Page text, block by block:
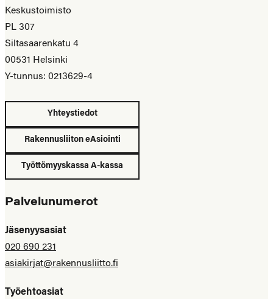
Keskustoimisto
PL 307
Siltasaarenkatu 4
00531 Helsinki
Y-tunnus: 0213629-4
Yhteystiedot
Rakennusliiton eAsiointi
Työttömyyskassa A-kassa
Palvelunumerot
Jäsenyysasiat
020 690 231
asiakirjat@rakennusliitto.fi
Työehtoasiat